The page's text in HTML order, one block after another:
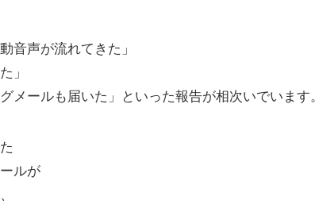
音声が流れてきた」
」
メールも届いた」といった報告が相次いでいます。
ルが